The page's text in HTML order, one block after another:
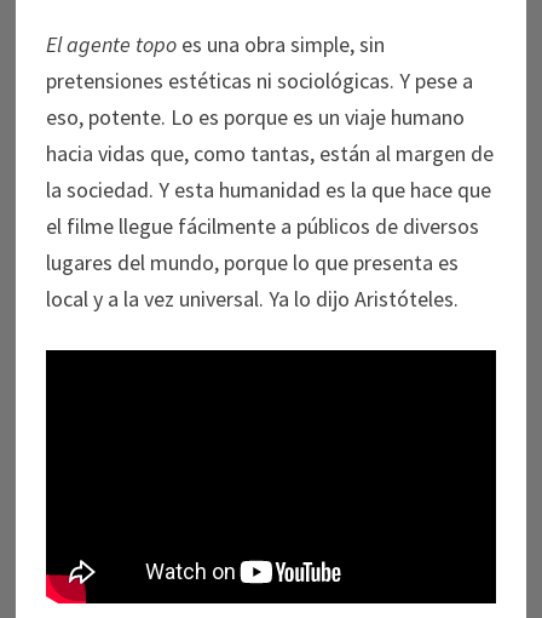
El agente topoes una obra simple, sin
pretensiones estéticas ni sociológicas. Y pese a
eso, potente. Lo es porque es un viaje humano
hacia vidas que, como tantas, están al margen de
la sociedad. Y esta humanidad es la que hace que
el filme llegue fácilmente a públicos de diversos
lugares del mundo, porque lo que presenta es
local y a la vez universal. Ya lo dijo Aristóteles.